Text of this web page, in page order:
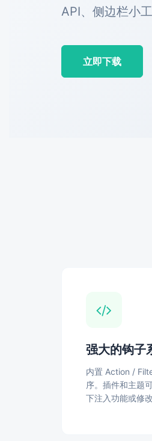
API、侧边栏小
立即下载
强大的钩子
内置 Action /
序。插件和主题
下注入功能或修